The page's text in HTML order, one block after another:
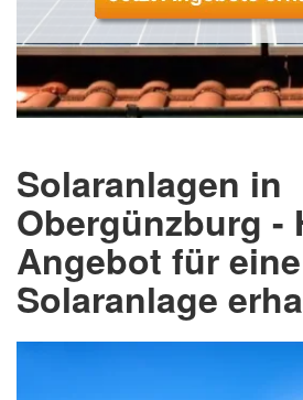
Solaranlagen in
Obergünzburg -
Angebot für eine
Solaranlage